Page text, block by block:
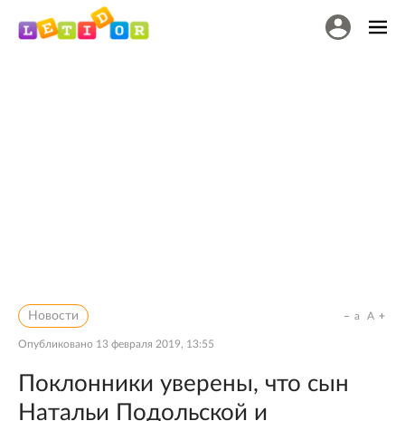
Новости
Опубликовано 13 февраля 2019, 13:55
a A
Поклонники уверены, что сын
Натальи Подольской и